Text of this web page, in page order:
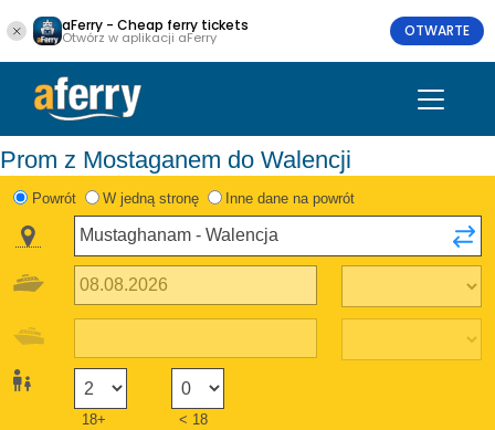
aFerry - Cheap ferry tickets
Otwórz w aplikacji aFerry OTWARTE
Prom z Mostaganem do Walencji
Powrót W jedną stronę Inne dane na powrót
18+ < 18